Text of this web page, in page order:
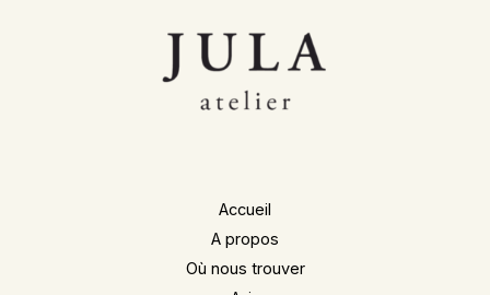
Accueil
A propos
Où nous trouver